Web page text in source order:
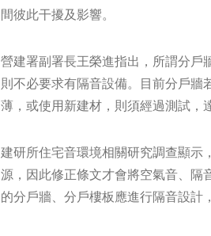
間彼此干擾及影響。
營建署副署長王榮進指出，所謂分戶
則不必要求有隔音設備。目前分戶牆
薄，或使用新建材，則須經過測試，
建研所住宅音環境相關研究調查顯示
源，因此修正條文才會將空氣音、隔
的分戶牆、分戶樓板應進行隔音設計